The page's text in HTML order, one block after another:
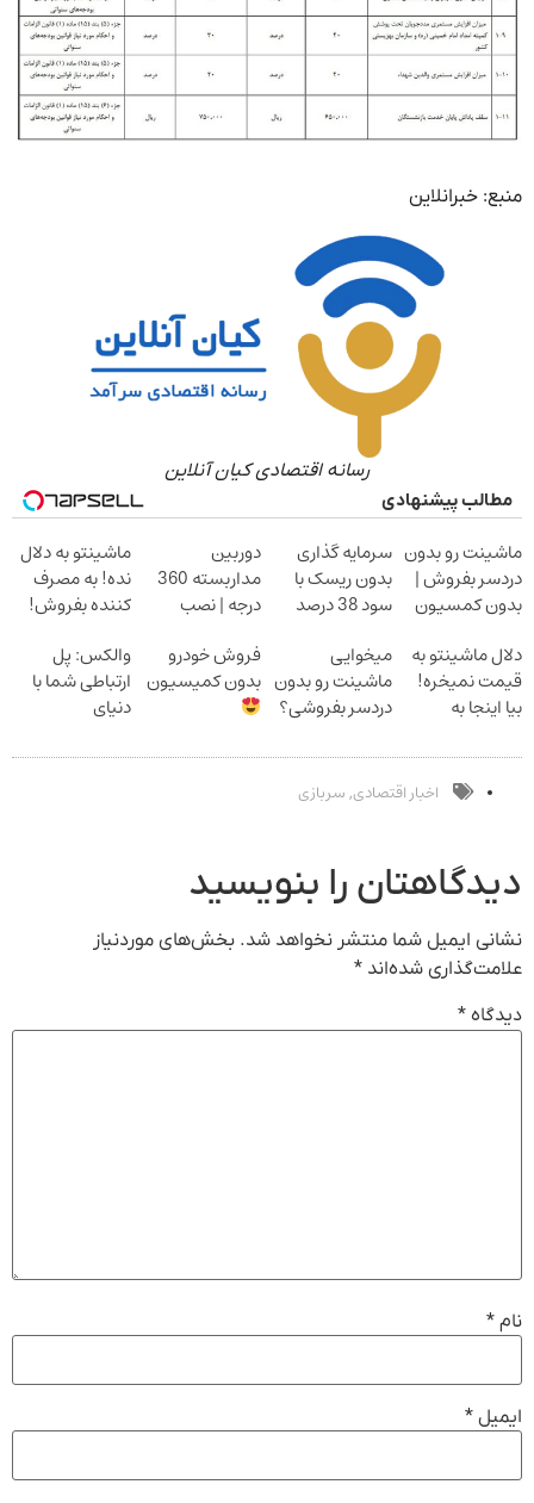
منبع: خبرانلاین
رسانه اقتصادی کیان آنلاین
مطالب پیشنهادی
ماشینت رو بدون
دردسر بفروش |
بدون کمسیون
سرمایه گذاری
بدون ریسک با
سود 38 درصد
دوربین
مداربسته 360
درجه | نصب
ماشینتو به دلال
نده! به مصرف
کننده بفروش!
یک تماس
دلال ماشینتو به
قیمت نمیخره!
بیا اینجا به
بفروش*فقط
خریدار واقعی*
میخوایی
ماشینت رو بدون
دردسر بفروشی؟
فروش خودرو
بدون کمیسیون
والکس: پل
ارتباطی شما با
دنیای
دیجیتال
اخبار اقتصادی, سربازی
دیدگاهتان را بنویسید
نشانی ایمیل شما منتشر نخواهد شد. بخش‌های موردنیاز
علامت‌گذاری شده‌اند *
دیدگاه *
نام *
ایمیل *